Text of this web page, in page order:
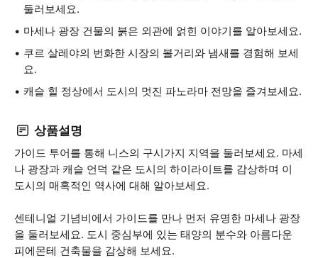
둘러보세요.
마세나 광장 건물의 붉은 외관에 얽힌 이야기를 알아보세요.
쿠르 살레야의 번화한 시장의 볼거리와 냄새를 경험해 보세
요.
캐슬 힐 정상에서 도시의 멋진 파노라마 전망을 즐겨보세요.
상품설명
가이드 투어를 통해 니스의 구시가지 지역을 둘러보세요. 마세
나 광장과 캐슬 언덕 같은 도시의 하이라이트를 감상하며 이
도시의 매혹적인 역사에 대해 알아보세요.
센테니얼 기념비에서 가이드를 만나 먼저 유명한 마세나 광장
을 둘러보세요. 도시 중심부에 있는 태양의 분수와 아름다운
피에몬테 건축물을 감상해 보세요.